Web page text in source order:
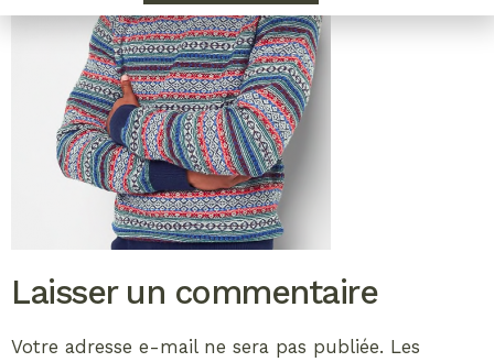
Laisser un commentaire
Votre adresse e-mail ne sera pas publiée. Les